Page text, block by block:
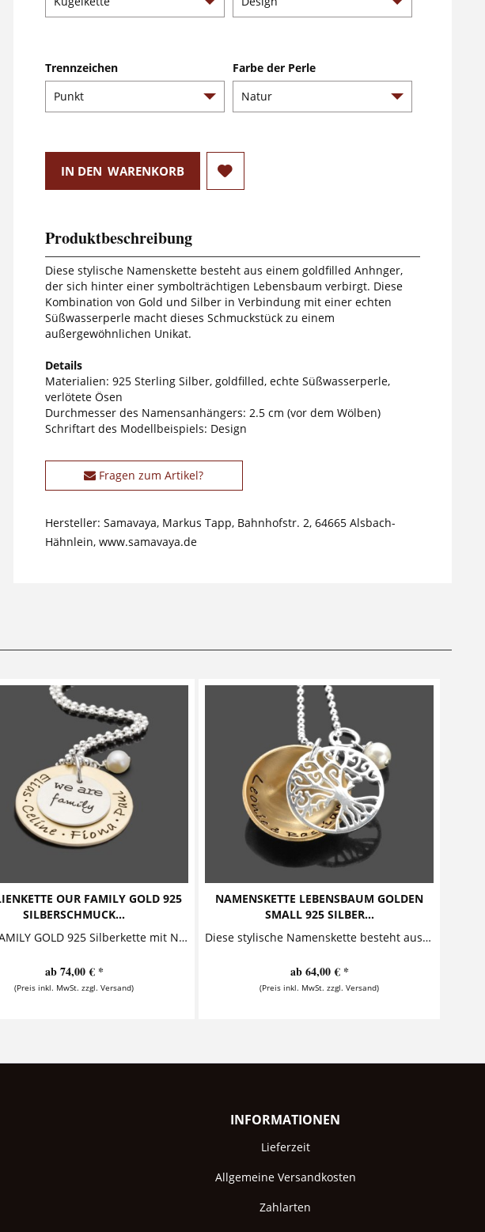
Trennzeichen Farbe der Perle
IN DEN WARENKORB
Produktbeschreibung
Diese stylische Namenskette besteht aus einem goldfilled Anhnger,
der sich hinter einer symbolträchtigen Lebensbaum verbirgt. Diese
Kombination von Gold und Silber in Verbindung mit einer echten
Süßwasserperle macht dieses Schmuckstück zu einem
außergewöhnlichen Unikat.
Details
Materialien: 925 Sterling Silber, goldfilled, echte Süßwasserperle,
verlötete Ösen
Durchmesser des Namensanhängers: 2.5 cm (vor dem Wölben)
Schriftart des Modellbeispiels: Design
Fragen zum Artikel?
Hersteller: Samavaya, Markus Tapp, Bahnhofstr. 2, 64665 Alsbach-
Hähnlein, www.samavaya.de
OUR FAMILY GOLD 925
SILBERSCHMUCK...
OUR FAMILY GOLD 925 Silberkette mit Namensgravur Diese bezaubernde Familienkette mit Gravur besteht aus zwei personalisierten Anhängern, die...
ab 74,00 € *
(Preis inkl. MwSt. zzgl. Versand)
NAMENSKETTE LEBENSBAUM GOLDEN
SMALL 925 SILBER...
Diese stylische Namenskette besteht aus einem goldfilled Anhnger, der sich hinter einer symbolträchtigen Lebensbaum verbirgt. Diese Kombination von Gold und Silber in Verbindung mit einer echten Süßwasserperle macht dieses Schmuckstück...
ab 64,00 € *
(Preis inkl. MwSt. zzgl. Versand)
INFORMATIONEN
Lieferzeit
Allgemeine Versandkosten
Zahlarten